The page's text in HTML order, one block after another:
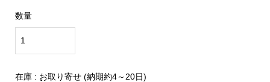
数量
在庫 : お取り寄せ (納期約4～20日)